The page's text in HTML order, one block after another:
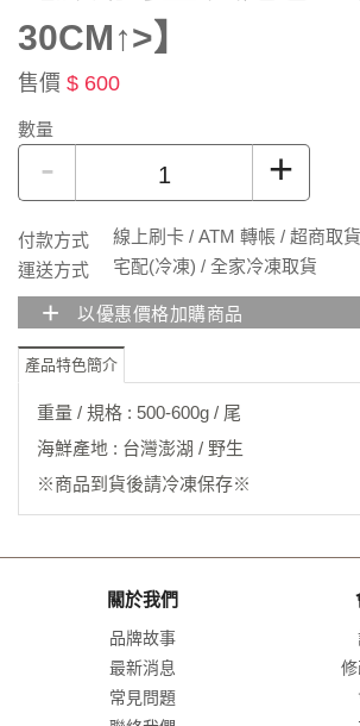
30CM↑>】
售價 $ 600
數量
- +
付款方式
線上刷卡 / ATM 轉帳 / 超商取
運送方式
宅配(冷凍) / 全家冷凍取貨
+ 以優惠價格加購商品
產品特色簡介
重量 / 規格 : 500-600g / 尾
海鮮產地 : 台灣澎湖 / 野生
※商品到貨後請冷凍保存※
關於我們
品牌故事
最新消息
常見問題